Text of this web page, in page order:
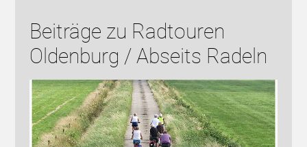
Beiträge zu Radtouren
Oldenburg / Abseits Radeln